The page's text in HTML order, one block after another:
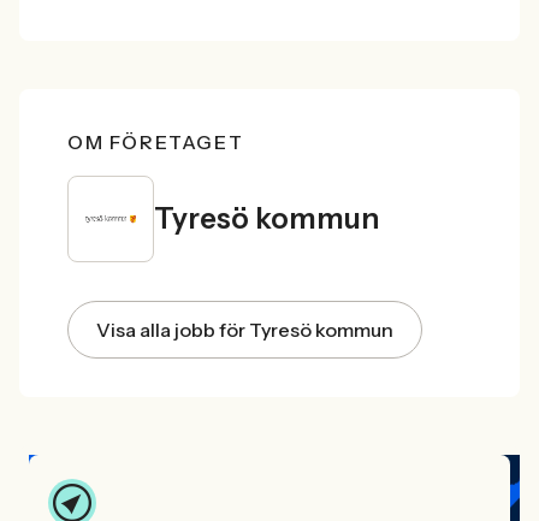
OM FÖRETAGET
Tyresö kommun
Visa alla jobb för Tyresö kommun